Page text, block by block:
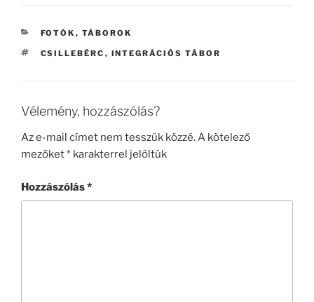
KATEGÓRIÁK
FOTÓK , TÁBOROK
CÍMKÉK
CSILLEBÉRC , INTEGRÁCIÓS TÁBOR
Vélemény, hozzászólás?
Az e-mail címet nem tesszük közzé.A kötelező
mezőket* karakterrel jelöltük
Hozzászólás*